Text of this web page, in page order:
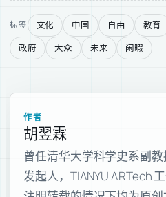
标签 文化 中国 自由 教育
政府
大众 未来 闲暇
作者
胡翌霖
曾任清华大学科学史系副
发起人，TIANYU ARTech